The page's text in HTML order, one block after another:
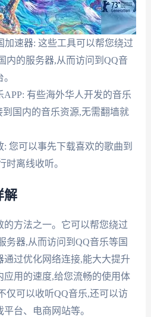
加速器: 这些工具可以帮您绕过
内的服务器,从而访问到QQ音
有些海外华人开发的音乐
到国内的音乐资源,无需翻墙就
: 您可以事先下载喜欢的歌曲到
时离线收听。
解
的方法之一。它可以帮您绕过
务器,从而访问到QQ音乐等国
通过优化网络连接,能大大提升
用的速度,给您流畅的使用体
仅可以收听QQ音乐,还可以访
台、电商网站等。